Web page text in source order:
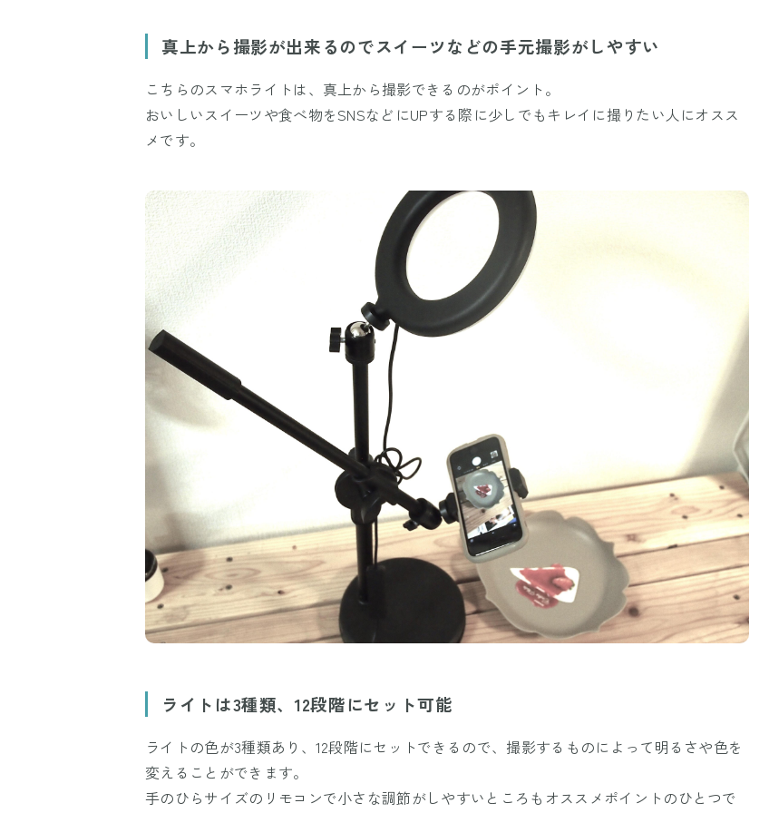
真上から撮影が出来るのでスイーツなどの手元撮影がしやすい
こちらのスマホライトは、真上から撮影できるのがポイント。
おいしいスイーツや食べ物をSNSなどにUPする際に少しでもキレイに撮りたい人にオスス
メです。
ライトは3種類、12段階にセット可能
ライトの色が3種類あり、12段階にセットできるので、撮影するものによって明るさや色を
変えることができます。
手のひらサイズのリモコンで小さな調節がしやすいところもオススメポイントのひとつで